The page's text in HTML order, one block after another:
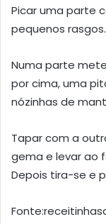
Picar uma parte
pequenos rasgos.
Numa parte
por cima, uma
nózinhas de
Tapar com a
gema e levar ao
Depois tira-se e